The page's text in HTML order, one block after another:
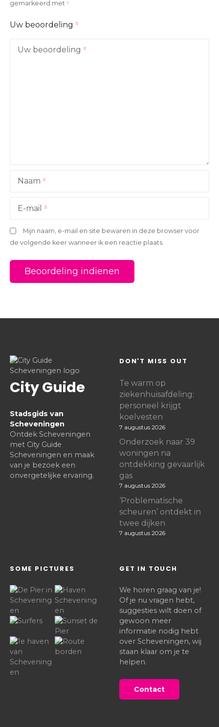
gemarkeerd met
Uw beoordeling
Uw beoordeling
Naam
E-mail
Mijn naam, e-mail en site bewaren in deze browser voor
de volgende keer wanneer ik een reactie plaats.
City Guide
Stadsgids van
Scheveningen
Ontdek Scheveningen
met City Guide
Scheveningen en maak
van je bezoek een
onvergetelijke ervaring.
DON'T MISS OUT
Te warm op
ziekenhuisafdeling:
personeel krijgt
koelvesten
7 augustus 2026
Onderzoek naar 39
woningen na
ontdekking gevaarlijk
gas
7 augustus 2026
‘Problematische
scheuren’ ontdekt in
twee dijken
7 augustus 2026
SOME PICTURES GET IN TOUCH
We horen graag van je!
Of je nu vragen hebt,
suggesties wilt doen of
gewoon meer
informatie nodig hebt
over Scheveningen, wij
staan klaar om je te
helpen.
Contact